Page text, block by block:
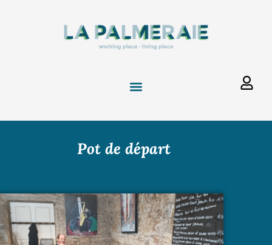
Pot de départ